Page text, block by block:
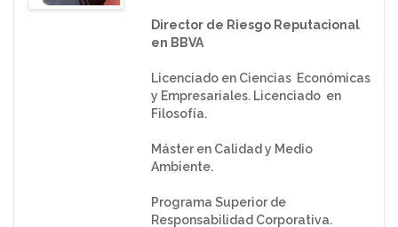
Director de Riesgo Reputacional
en BBVA
Licenciado en Ciencias Económicas
y Empresariales. Licenciado en
Filosofía.
Máster en Calidad y Medio
Ambiente.
Programa Superior de
Responsabilidad Corporativa.